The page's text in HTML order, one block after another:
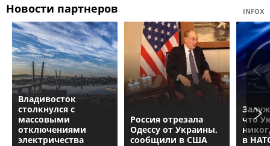
Новости партнеров INFOX
Владивосток
столкнулся с
массовыми
отключениями
электричества
Россия отрезала
Одессу от Украины,
сообщили в США
что
в